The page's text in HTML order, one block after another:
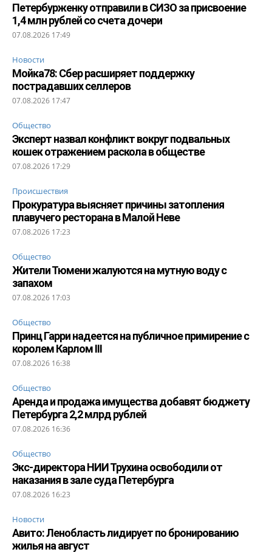
Петербурженку отправили в СИЗО за присвоение
1,4 млн рублей со счета дочери
07.08.2026 17:49
Новости
Мойка78: Сбер расширяет поддержку
пострадавших селлеров
07.08.2026 17:47
Общество
Эксперт назвал конфликт вокруг подвальных
кошек отражением раскола в обществе
07.08.2026 17:29
Происшествия
Прокуратура выясняет причины затопления
плавучего ресторана в Малой Неве
07.08.2026 17:23
Общество
Жители Тюмени жалуются на мутную воду с
запахом
07.08.2026 17:03
Общество
Принц Гарри надеется на публичное примирение с
королем Карлом III
07.08.2026 16:38
Общество
Аренда и продажа имущества добавят бюджету
Петербурга 2,2 млрд рублей
07.08.2026 16:36
Общество
Экс-директора НИИ Трухина освободили от
наказания в зале суда Петербурга
07.08.2026 16:23
Новости
Авито: Ленобласть лидирует по бронированию
жилья на август